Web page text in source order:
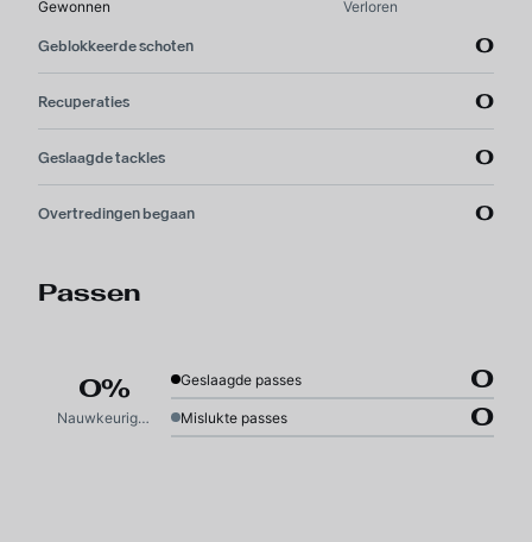
Gewonnen Verloren
Geblokkeerde schoten 0
Recuperaties 0
Geslaagde tackles 0
Overtredingen begaan 0
Passen
0%
Nauwkeurigheid
Geslaagde passes 0
Mislukte passes 0